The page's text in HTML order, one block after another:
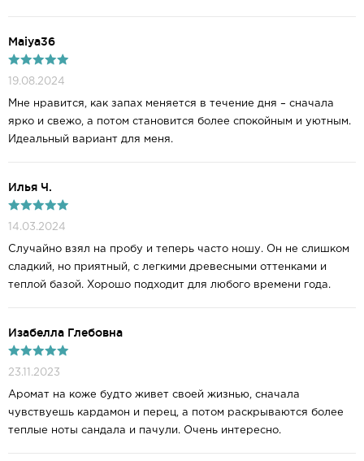
Maiya36
19.08.2024
Мне нравится, как запах меняется в течение дня – сначала
ярко и свежо, а потом становится более спокойным и уютным.
Идеальный вариант для меня.
Илья Ч.
14.03.2024
Случайно взял на пробу и теперь часто ношу. Он не слишком
сладкий, но приятный, с легкими древесными оттенками и
теплой базой. Хорошо подходит для любого времени года.
Изабелла Глебовна
23.11.2023
Аромат на коже будто живет своей жизнью, сначала
чувствуешь кардамон и перец, а потом раскрываются более
теплые ноты сандала и пачули. Очень интересно.